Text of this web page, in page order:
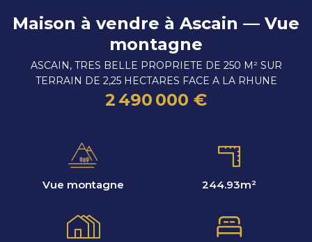
Maison à vendre à Ascain — Vue
montagne
ASCAIN, TRES BELLE PROPRIETE DE 250 M² SUR
TERRAIN DE 2,25 HECTARES FACE A LA RHUNE
2 490 000 €
Vue montagne 244.93m²